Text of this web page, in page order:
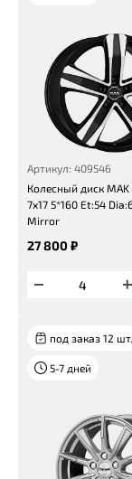
Артикул: 409546
Колесный диск MAK
7x17 5*160 Et:54
Mirror
27 800 ₽
под заказ 12 шт.
5-7 дней